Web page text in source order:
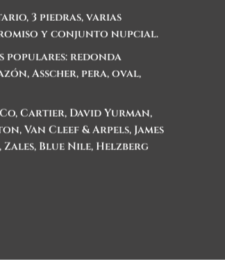
3 piedras, varias
y conjunto nupcial.
populares: redonda
Asscher, pera, oval,
Cartier, David Yurman,
Van Cleef & Arpels, James
Blue Nile, Helzberg